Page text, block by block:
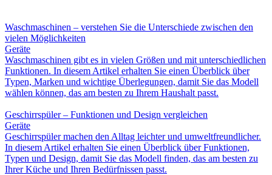
Waschmaschinen – verstehen Sie die Unterschiede zwischen den
vielen Möglichkeiten
Geräte
Waschmaschinen gibt es in vielen Größen und mit unterschiedlichen
Funktionen. In diesem Artikel erhalten Sie einen Überblick über
Typen, Marken und wichtige Überlegungen, damit Sie das Modell
wählen können, das am besten zu Ihrem Haushalt passt.
Geschirrspüler – Funktionen und Design vergleichen
Geräte
Geschirrspüler machen den Alltag leichter und umweltfreundlicher.
In diesem Artikel erhalten Sie einen Überblick über Funktionen,
Typen und Design, damit Sie das Modell finden, das am besten zu
Ihrer Küche und Ihren Bedürfnissen passt.